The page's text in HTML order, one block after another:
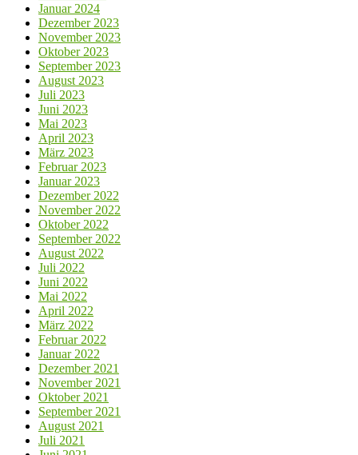
Januar 2024
Dezember 2023
November 2023
Oktober 2023
September 2023
August 2023
Juli 2023
Juni 2023
Mai 2023
April 2023
März 2023
Februar 2023
Januar 2023
Dezember 2022
November 2022
Oktober 2022
September 2022
August 2022
Juli 2022
Juni 2022
Mai 2022
April 2022
März 2022
Februar 2022
Januar 2022
Dezember 2021
November 2021
Oktober 2021
September 2021
August 2021
Juli 2021